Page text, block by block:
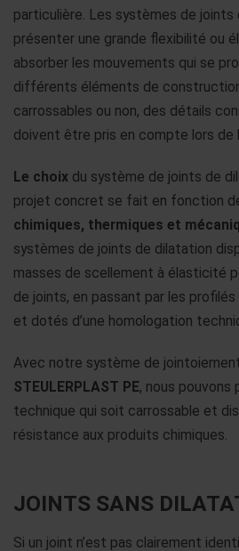
particulière. Les systèmes de
présenter une grande flexibilité ou
absorber les mouvements qui se
différents éléments de
carrossables ou non, des détails
doivent être pris en compte lors de
Le choix du système de joints de
projet concret se fait en fonction
chimiques, thermiques et
systèmes de joints de dilatation
masses de scellement à élasticité
de joints, en passant par les
et dotés d’une homologation
Avec notre système de
STEULERPLAST PE, nous pouvons
technique qui soit carrossable et
résistance aux produits chimiques.
JOINTS SANS
Si un joint n’est pas clairement